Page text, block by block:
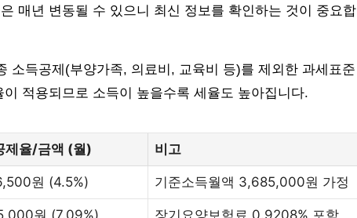
매년 변동될 수 있으니 최신 정보를 확인하는 것이 중요합
소득공제(부양가족, 의료비, 교육비 등)를 제외한 과세표준
적용되므로 소득이 높을수록 세율도 높아집니다.
제율/금액 (월) 비고
원 (4.5%) 기준소득월액 3,685,000원 가정